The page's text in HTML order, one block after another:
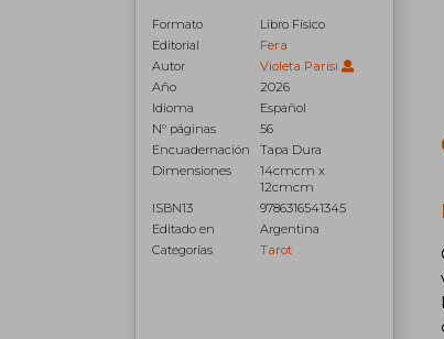
Formato
Libro Físico
Editorial
Fera
Autor
Violeta Parisi
Año
2026
Idioma
Español
N° páginas
56
Encuadernación
Tapa Dura
Dimensiones
14cmcm x
12cmcm
ISBN13
9786316541345
Editado en
Argentina
Categorías
Tarot